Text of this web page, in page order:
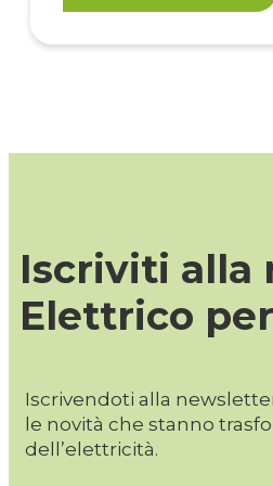
Iscriviti alla
Elettrico
Iscrivendoti alla
le novità che stanno
dell’elettricità.